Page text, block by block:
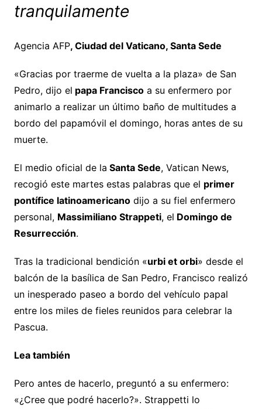
tranquilamente
Agencia AFP, Ciudad del Vaticano, Santa Sede
«Gracias por traerme de vuelta a la plaza» de San
Pedro, dijo el papa Franciscoa su enfermero por
animarlo a realizar un último baño de multitudes a
bordo del papamóvil el domingo, horas antes de su
muerte.
El medio oficial de la Santa Sede, Vatican News,
recogió este martes estas palabras que el primer
pontífice latinoamericanodijo a su fiel enfermero
personal, Massimiliano Strappeti, el Domingo de
Resurrección.
Tras la tradicional bendición «urbi et orbi» desde el
balcón de la basílica de San Pedro, Francisco realizó
un inesperado paseo a bordo del vehículo papal
entre los miles de fieles reunidos para celebrar la
Pascua.
Lea también
Pero antes de hacerlo, preguntó a su enfermero:
«¿Cree que podré hacerlo?». Strappetti lo